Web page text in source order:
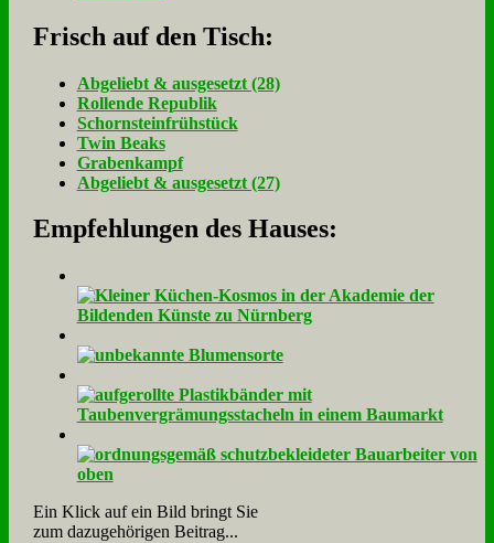
Frisch auf den Tisch:
Ab­ge­liebt & aus­ge­setzt (28)
Rol­len­de Re­pu­blik
Schorn­stein­früh­stück
Twin Beaks
Gra­ben­kampf
Ab­ge­liebt & aus­ge­setzt (27)
Empfehlungen des Hauses:
Ein Klick auf ein Bild bringt Sie
zum dazugehörigen Beitrag...